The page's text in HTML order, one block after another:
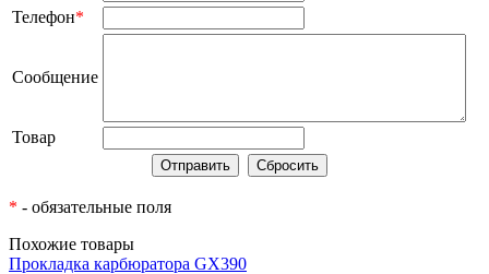
Телефон*
Сообщение
Товар
* - обязательные поля
Похожие товары
Прокладка карбюратора GX390